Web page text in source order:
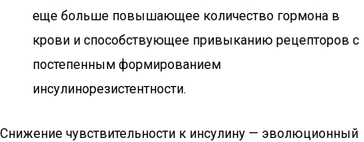
еще больше повышающее количество гормона в
крови и способствующее привыканию рецепторов с
постепенным формированием
инсулинорезистентности.
Снижение чувствительности к инсулину — эволюционный